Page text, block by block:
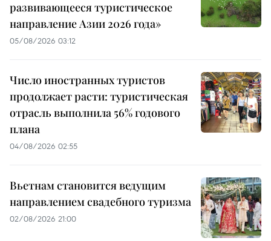
развивающееся туристическое
направление Азии 2026 года»
05/08/2026 03:12
Число иностранных туристов
продолжает расти: туристическая
отрасль выполнила 56% годового
плана
04/08/2026 02:55
Вьетнам становится ведущим
направлением свадебного туризма
02/08/2026 21:00